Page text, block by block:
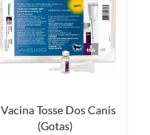
Vacina Tosse Dos Canis
(Gotas)